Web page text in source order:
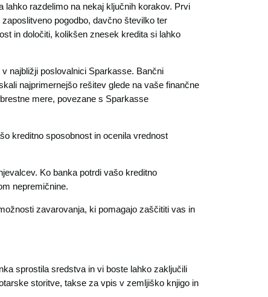
lahko razdelimo na nekaj ključnih korakov. Prvi
pogodbo, davčno številko ter
in določiti, kolikšen znesek kredita si lahko
najbližji poslovalnici Sparkasse. Bančni
najprimernejšo rešitev glede na vaše finančne
mere, povezane s Sparkasse
kreditno sposobnost in ocenila vrednost
Ko banka potrdi vašo kreditno
nepremičnine.
zavarovanja, ki pomagajo zaščititi vas in
sprostila sredstva in vi boste lahko zaključili
storitve, takse za vpis v zemljiško knjigo in